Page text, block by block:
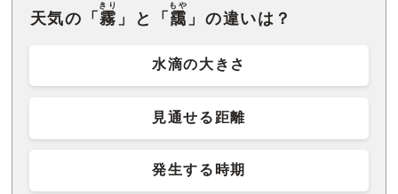
天気の「霧
きり
」と「 靄
もや
」の違いは？
水滴の大きさ
見通せる距離
発生する時期